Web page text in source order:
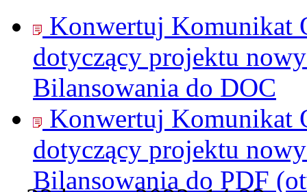
Konwertuj Komunikat
dotyczący projektu
Bilansowania do DOC
Konwertuj Komunikat
dotyczący projektu
Bilansowania do PDF